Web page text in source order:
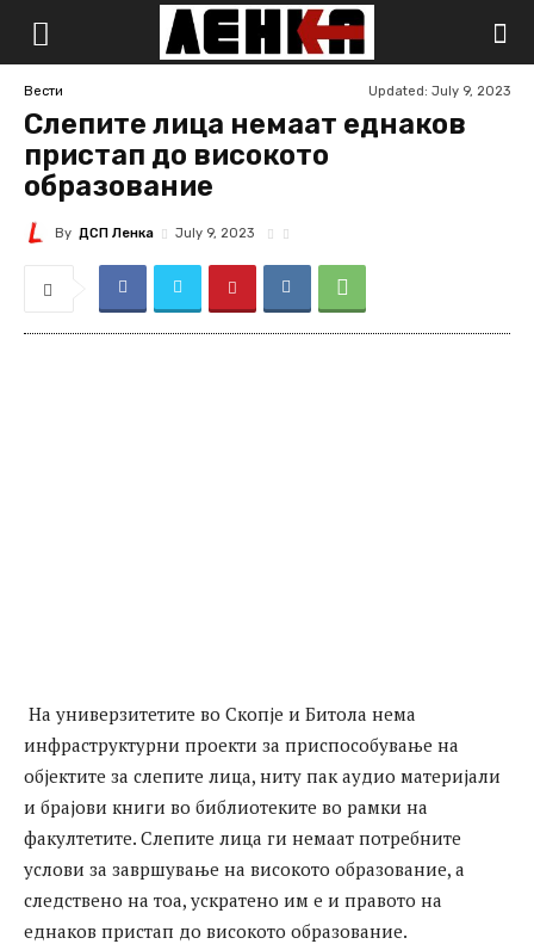
Вести Updated: July 9, 2023
Слепите лица немаат еднаков
пристап до високото
образование
By ДСП Ленка July 9, 2023
На универзитетите во Скопје и Битола нема
инфраструктурни проекти за приспособување на
објектите за слепите лица, ниту пак аудио материјали
и брајови книги во библиотеките во рамки на
факултетите. Слепите лица ги немаат потребните
услови за завршување на високото образование, а
следствено на тоа, ускратено им е и правото на
еднаков пристап до високото образование.